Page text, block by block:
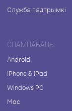
Служба падтрымкі
СПАМПАВАЦЬ
Android
iPhone & iPad
Windows PC
Mac